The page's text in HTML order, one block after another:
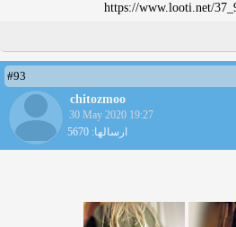
https://www.looti.net/
#93
chitozmoo
30 May 2020 19:27
ارسالها: 5670